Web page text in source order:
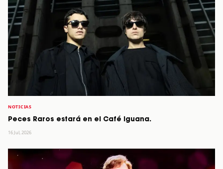
NOTICIAS
Peces Raros estará en el Café Iguana.
16 Jul, 2026